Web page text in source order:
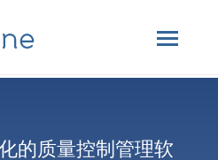
的质量控制管理软